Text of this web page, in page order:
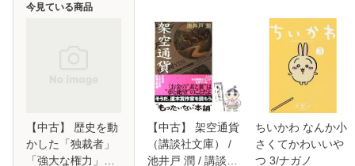
【中古】 歴史を動
かした「独裁者」
「強大な権力」は
今見ている商品
【中古】 架空通貨
（講談社文庫） /
池井戸 潤 / 講談社
ちいかわ なんか小
さくてかわいいや
つ 3/ナガノ